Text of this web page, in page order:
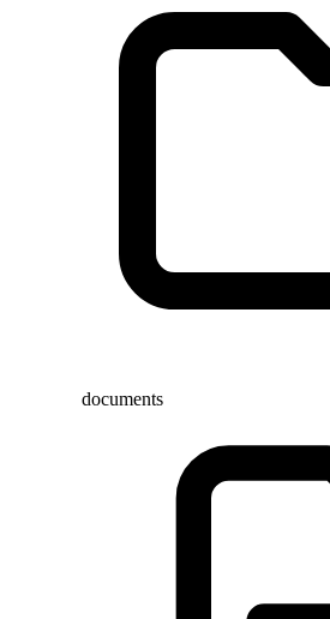
documents